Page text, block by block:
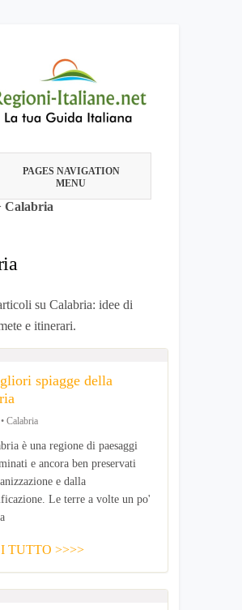
PAGES NAVIGATION
MENU
Calabria
su Calabria: idee di
e itinerari.
spiagge della
Calabria
è una regione di paesaggi
e ancora ben preservati
e dalla
Le terre a volte un po'
TUTTO >>>>